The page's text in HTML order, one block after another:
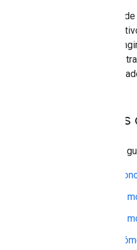
El SDK
Fleet
En esta
El
El